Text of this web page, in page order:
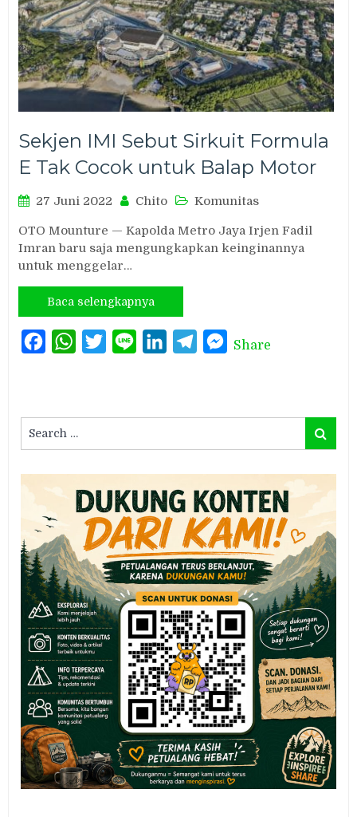
Sekjen IMI Sebut Sirkuit Formula
E Tak Cocok untuk Balap Motor
27 Juni 2022 Chito Komunitas
OTO Mounture — Kapolda Metro Jaya Irjen Fadil
Imran baru saja mengungkapkan keinginannya
untuk menggelar…
Baca selengkapnya
FacebookWhatsAppTwitterLine LinkedInTelegramMessenger
Share
for:
Search